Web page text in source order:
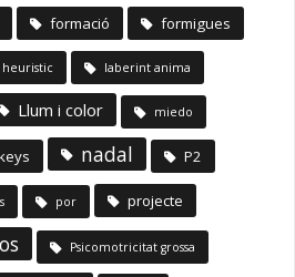
formació formigues
heuristic laberint anima
Llum i color miedo
nadal P2
por projecte
Psicomotricitat grossa